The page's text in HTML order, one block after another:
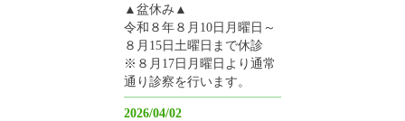
▲盆休み▲
令和８年８月10日月曜日～
８月15日土曜日まで休診
※８月17日月曜日より通常
通り診察を行います。
2026/04/02